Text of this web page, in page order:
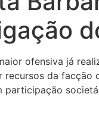
ofensiva já
da
participação